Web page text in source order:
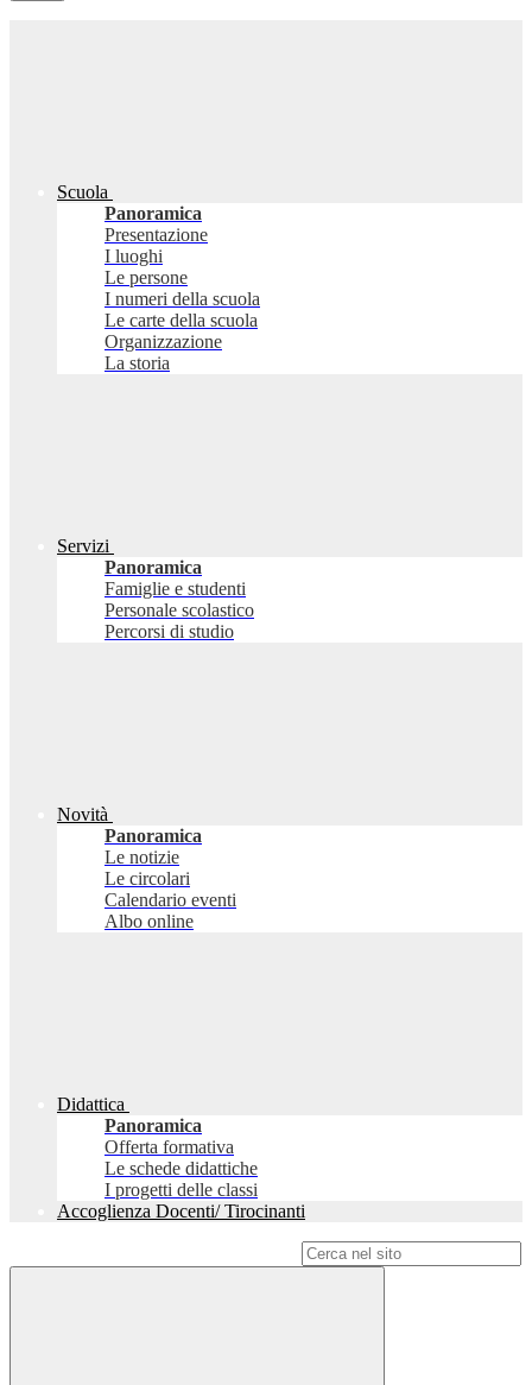
Scuola
Panoramica
Presentazione
I luoghi
Le persone
I numeri della scuola
Le carte della scuola
Organizzazione
La storia
Servizi
Panoramica
Famiglie e studenti
Personale scolastico
Percorsi di studio
Novità
Panoramica
Le notizie
Le circolari
Calendario eventi
Albo online
Didattica
Panoramica
Offerta formativa
Le schede didattiche
I progetti delle classi
Accoglienza Docenti/ Tirocinanti